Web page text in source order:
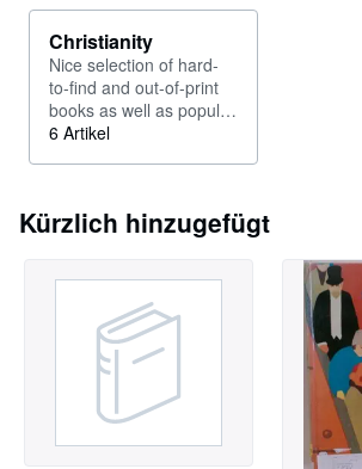
Christianity
Nice selection of hard-
to-find and out-of-print
books as well as popular
titles.
6 Artikel
Kürzlich hinzugefügt